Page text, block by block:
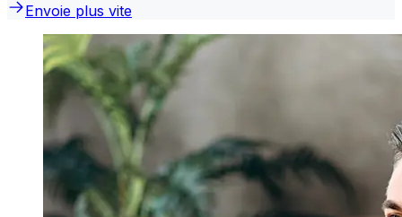
Envoie plus vite